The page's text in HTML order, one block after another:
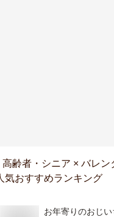
高齢者・シニア × バレン
気おすすめランキング
お年寄りのおじ